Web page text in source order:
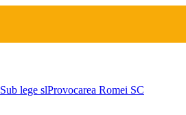
Sub lege slProvocarea Romei SC